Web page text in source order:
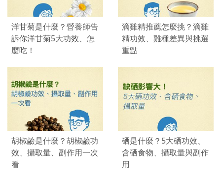
洋甘菊是什麼？營養師告
訴你洋甘菊5大功效、怎
麼吃！
滴雞精推薦怎麼挑？滴雞
精功效、雞種差異與挑選
重點
胡椒鹼是什麼？胡椒鹼功
效、攝取量、副作用一次
看
硒是什麼？5大硒功效、
含硒食物、攝取量與副作
用